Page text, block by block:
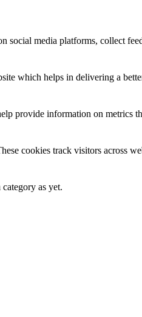
media platforms, collect
which helps in delivering a
provide information on metrics
cookies track visitors across
as yet.